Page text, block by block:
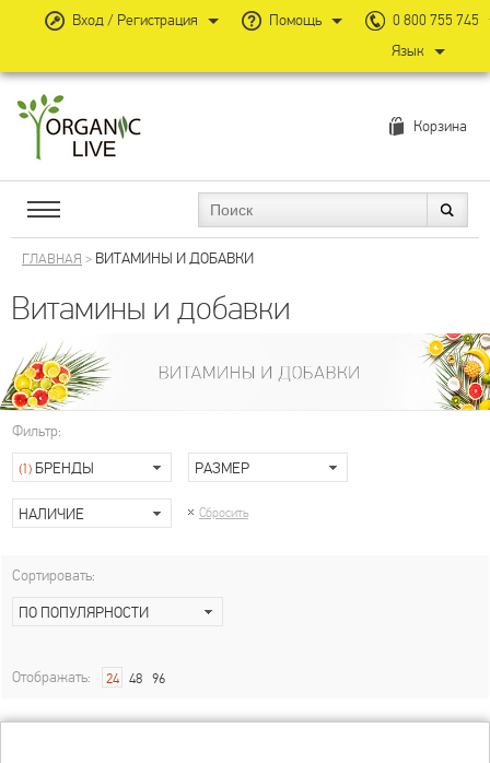
Корзина
ГЛАВНАЯ > ВИТАМИНЫ И ДОБАВКИ
Витамины и добавки
Фильтр:
(1) БРЕНДЫ РАЗМЕР
НАЛИЧИЕ Сбросить
Сортировать:
ПО ПОПУЛЯРНОСТИ
Отображать: 24 48 96
Вход / Регистрация Помощь
0 800 755 745
Язык